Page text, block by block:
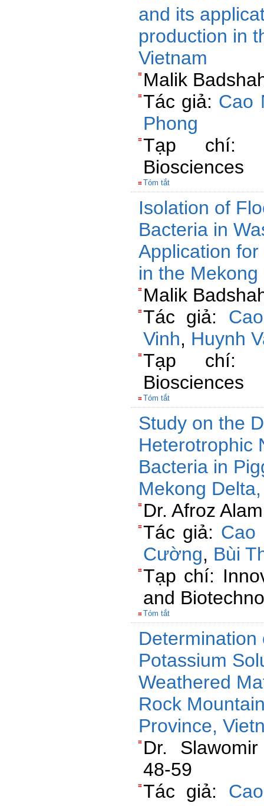
and its
production in
Vietnam
Malik
Tác giả: Cao
Phong
Tạp chí:
Biosciences
Tóm tắt
Isolation of
Bacteria in
Application
in the
Malik
Tác giả:
Vinh, Huynh
Tạp chí:
Biosciences
Tóm tắt
Study on the
Heterotrophic
Bacteria in
Mekong
Dr. Afroz
Tác giả: Cao
Cường, Bùi
Tạp chí:
and
Tóm tắt
Potassium
Weathered
Rock
Province,
Dr.
48-59
Tác giả: